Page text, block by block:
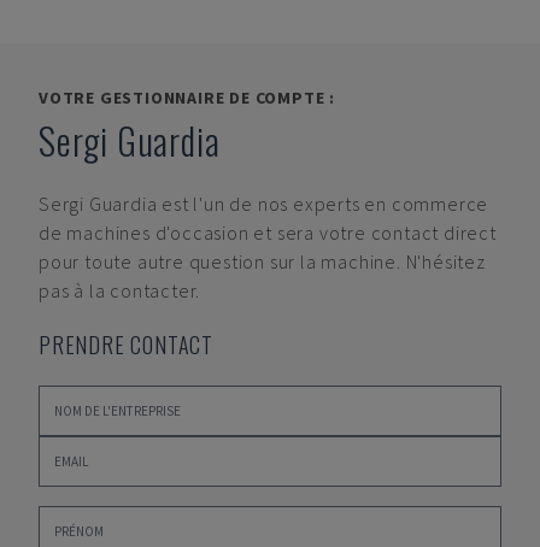
VOTRE GESTIONNAIRE DE COMPTE :
Sergi Guardia
Sergi Guardia est l'un de nos experts en commerce
de machines d'occasion et sera votre contact direct
pour toute autre question sur la machine. N'hésitez
pas à la contacter.
PRENDRE CONTACT